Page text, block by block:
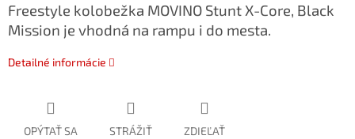
Freestyle kolobežka MOVINO Stunt X-Core, Black
Mission je vhodná na rampu i do mesta.
Detailné informácie
OPÝTAŤ SA STRÁŽIŤ ZDIEĽAŤ